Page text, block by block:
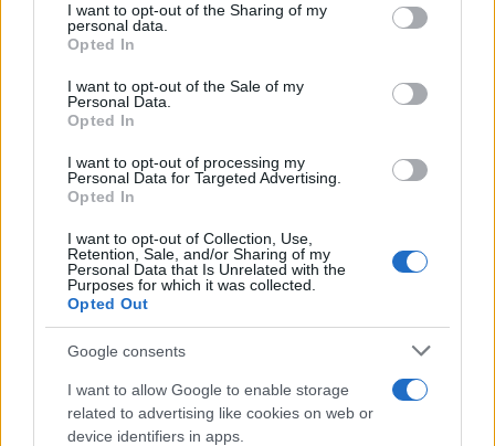
not limited to your visit or usage behaviour. You may click to
grant or deny consent to Google and its third-party tags to
use your data for below specified purposes in below Google
consent section.
I want to opt-out of the Sharing of my
personal data.
Opted In
I want to opt-out of the Sale of my
Personal Data.
Opted In
I want to opt-out of processing my
Personal Data for Targeted Advertising.
Opted In
I want to opt-out of Collection, Use,
Retention, Sale, and/or Sharing of my
Personal Data that Is Unrelated with the
Purposes for which it was collected.
Opted Out
Google consents
I want to allow Google to enable storage
related to advertising like cookies on web or
device identifiers in apps.
Condividi l'articolo
a
ce
b
o
o
k
w
it
te
r
Pi
n
re
W
h
s
p
p
h
re
Prossimo articolo
NOTIZIE RECENTI
Ristorante distrutto dalle fiamme a La
Maddalena, incendio a Monti d’à rena
Le previsioni meteo per il weekend a Olbia e in